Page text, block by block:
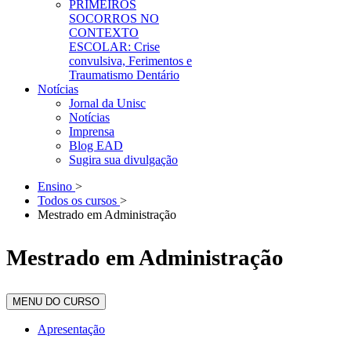
PRIMEIROS
SOCORROS NO
CONTEXTO
ESCOLAR: Crise
convulsiva, Ferimentos e
Traumatismo Dentário
Notícias
Jornal da Unisc
Notícias
Imprensa
Blog EAD
Sugira sua divulgação
Ensino >
Todos os cursos >
Mestrado em Administração
Mestrado em Administração
MENU DO CURSO
Apresentação